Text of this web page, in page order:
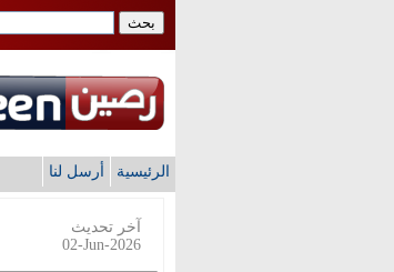
الرئيسية أرسل لنا
آخر تحديث
02-Jun-2026